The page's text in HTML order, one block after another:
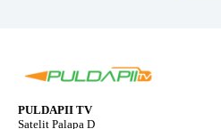
PULDAPII TV
Satelit Palapa D